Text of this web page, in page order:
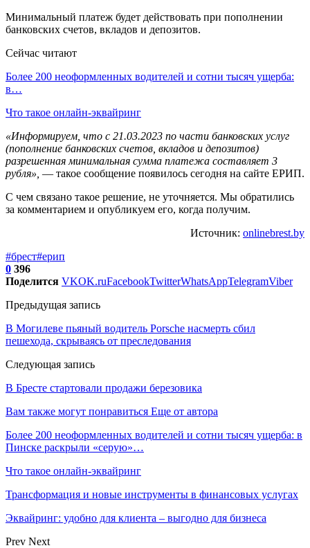
Минимальный платеж будет действовать при пополнении
банковских счетов, вкладов и депозитов.
Сейчас читают
Более 200 неоформленных водителей и сотни тысяч ущерба:
в…
Что такое онлайн-эквайринг
«Информируем, что с 21.03.2023 по части банковских услуг
(пополнение банковских счетов, вкладов и депозитов)
разрешенная минимальная сумма платежа составляет 3
рубля», — такое сообщение появилось сегодня на сайте ЕРИП.
С чем связано такое решение, не уточняется. Мы обратились
за комментарием и опубликуем его, когда получим.
Источник: onlinebrest.by
#брест#ерип
0 396
Поделится VKOK.ruFacebookTwitterWhatsAppTelegramViber
Предыдущая запись
В Могилеве пьяный водитель Porsche насмерть сбил
пешехода, скрываясь от преследования
Следующая запись
В Бресте стартовали продажи березовика
Вам также могут понравиться Еще от автора
Более 200 неоформленных водителей и сотни тысяч ущерба: в
Пинске раскрыли «серую»…
Что такое онлайн-эквайринг
Трансформация и новые инструменты в финансовых услугах
Эквайринг: удобно для клиента – выгодно для бизнеса
Prev Next